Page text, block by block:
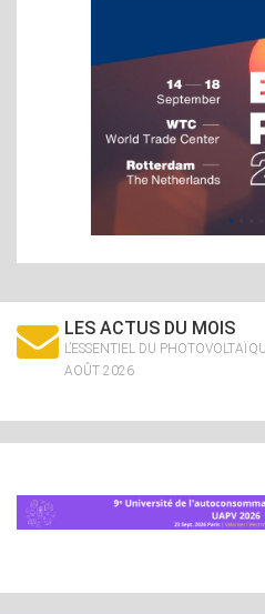
LES ACTUS DU MOIS
L’ESSENTIEL DU
AOÛT 2026